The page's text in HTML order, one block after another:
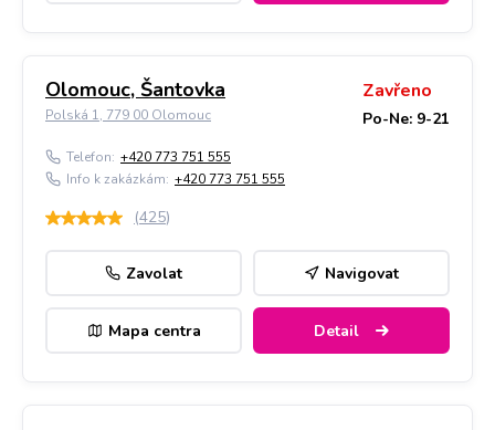
Olomouc, Šantovka
Polská 1, 779 00 Olomouc
Zavřeno
Po-Ne: 9-21
Telefon: +420 773 751 555
Info k zakázkám: +420 773 751 555
(425)
Zavolat Navigovat
Mapa centra Detail